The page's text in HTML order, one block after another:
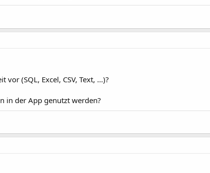
(SQL, Excel, CSV, Text, ...)?
in der App genutzt werden?